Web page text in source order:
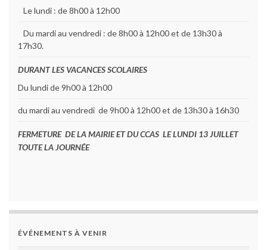
Le lundi : de 8h00 à 12h00
Du mardi au vendredi : de 8h00 à 12h00 et de 13h30 à
17h30.
DURANT LES VACANCES SCOLAIRES
Du lundi de 9h00 à 12h00
du mardi au vendredi de 9h00 à 12h00 et de 13h30 à 16h30
FERMETURE DE LA MAIRIE ET DU CCAS LE LUNDI 13 JUILLET
TOUTE LA JOURNÉE
ÉVÉNEMENTS À VENIR